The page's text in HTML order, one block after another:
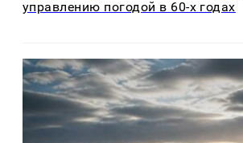
управлению погодой в 60-х годах